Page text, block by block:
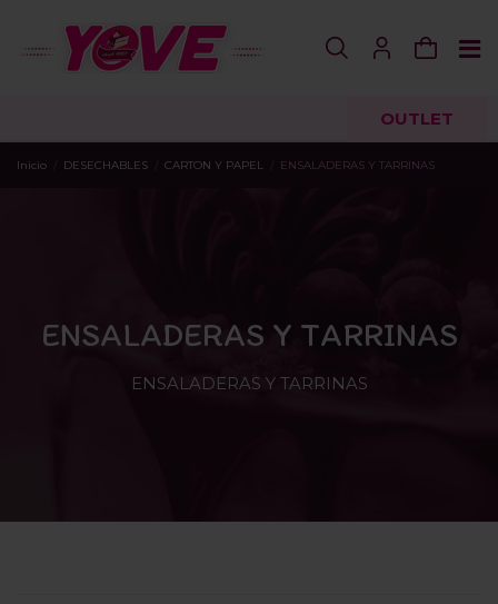
OUTLET
Inicio DESECHABLES CARTON Y PAPEL ENSALADERAS Y TARRINAS
ENSALADERAS Y TARRINAS
ENSALADERAS Y TARRINAS